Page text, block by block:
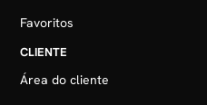
Favoritos
CLIENTE
Área do cliente